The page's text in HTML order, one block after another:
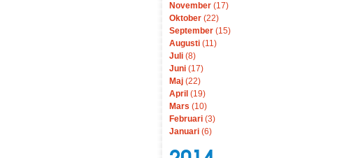
November (17)
Oktober (22)
September (15)
Augusti (11)
Juli (8)
Juni (17)
Maj (22)
April (19)
Mars (10)
Februari (3)
Januari (6)